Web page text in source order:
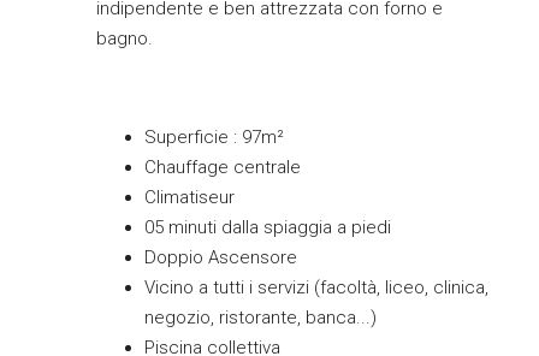
indipendente e ben attrezzata con forno e
bagno.
Superficie : 97m²
Chauffage centrale
Climatiseur
05 minuti dalla spiaggia a piedi
Doppio Ascensore
Vicino a tutti i servizi (facoltà, liceo, clinica,
negozio, ristorante, banca...)
Piscina collettiva